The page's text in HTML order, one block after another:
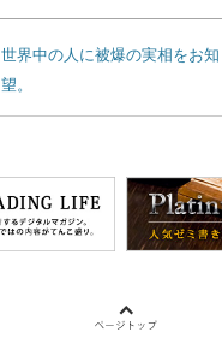
世界中の人に被爆の実相をお
望。